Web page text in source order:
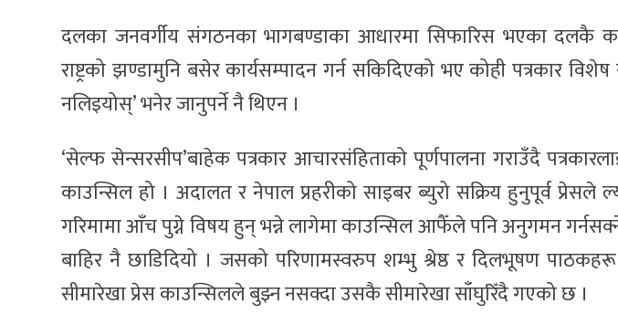
दलका जनवर्गीय संगठनका भागबण्डाका आधारमा सिफारिस भएका दलकै
राष्ट्रको झण्डामुनि बसेर कार्यसम्पादन गर्न सकिदिएको भए कोही पत्रकार विशेष
नलिइयोस्’ भनेर जानुपर्ने नै थिएन ।
‘सेल्फ सेन्सरसीप’बाहेक पत्रकार आचारसंहिताको पूर्णपालना गराउँदै
काउन्सिल हो । अदालत र नेपाल प्रहरीको साइबर ब्युरो सक्रिय हुनुपूर्व प्रेसले
गरिमामा आँच पुग्ने विषय हुन् भन्ने लागेमा काउन्सिल आफैँले पनि अनुगमन
बाहिर नै छाडिदियो । जसको परिणामस्वरुप शम्भु श्रेष्ठ र दिलभूषण
सीमारेखा प्रेस काउन्सिलले बुझ्न नसक्दा उसकै सीमारेखा साँघुरिँदै गएको छ ।